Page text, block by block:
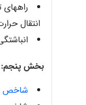
انتقال
بخش
شاخص